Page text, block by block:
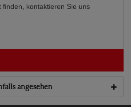
finden, kontaktieren Sie uns
angesehen